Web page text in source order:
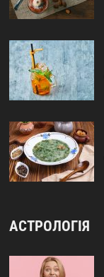
АСТРОЛОГІЯ